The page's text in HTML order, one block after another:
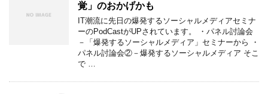
覚」のおかげかも
IT潮流に先日の爆発するソーシャルメディアセミナ
ーのPodCastがUPされています。 ・パネル討論会
－「爆発するソーシャルメディア」セミナーから ・
パネル討論会②－爆発するソーシャルメディア そこ
で …